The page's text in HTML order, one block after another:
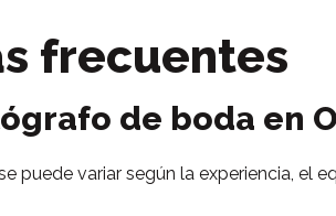
frecuentes
de boda en
puede variar según la experiencia, el